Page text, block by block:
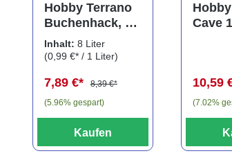
Hobby Terrano
Buchenhack, 8
Liter
Inhalt: 8 Liter
(0,99 €* / 1 Liter)
7,89 €*
8,39 €*
(5.96% gespart)
Kaufen
Cave 1
10,59
(7.02%